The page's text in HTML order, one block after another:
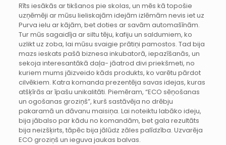
Rīts iesākās ar tikšanos pie skolas, un mēs kā topošie
uzņēmēji ar mūsu lieliskajām idejām izlēmām nevis iet uz
Purva ielu ar kājām, bet doties ar savām automašīnām.
Tur mūs sagaidīja ar siltu tēju, kafiju un saldumiem, ko
uzlikt uz zoba, lai mūsu svaigie prātiņi pamostos. Tad bija
mazs ieskats pašā biznesa inkubatorā, iepazīšanās, un
sekoja interesantākā daļa- jāatrod divi priekšmeti, no
kuriem mums jāizveido kāds produkts, ko varētu pārdot
cilvēkiem. Katra komanda prezentēja savas idejas, kuras
atšķīrās ar īpašu unikalitāti. Piemēram, “ECO sēņošanas
un ogošanas groziņš”, kurš sastāvēja no drēbju
pakaramā un dāvanu maisiņa. Lai noteiktu labāko ideju,
bija jābalso par kādu no komandām, bet gala rezultāts
bija neizšķirts, tāpēc bija jālūdz zāles palīdzība. Uzvarēja
ECO groziņš un ieguva jaukas balvas.